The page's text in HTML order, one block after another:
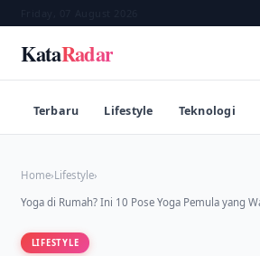
KataRadar
Terbaru Lifestyle Teknologi
Home›Lifestyle›
Yoga di Rumah? Ini 10 Pose Yoga Pemula yang
LIFESTYLE